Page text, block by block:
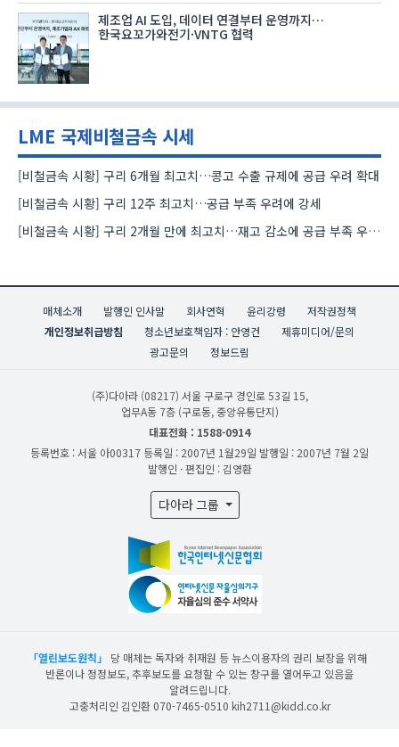
제조업 AI 도입, 데이터 연결부터 운영까지…
한국요꼬가와전기·VNTG 협력
LME 국제비철금속 시세
[비철금속 시황] 구리 6개월 최고치…콩고 수출 규제에 공급 우려 확대
[비철금속 시황] 구리 12주 최고치…공급 부족 우려에 강세
[비철금속 시황] 구리 2개월 만에 최고치…재고 감소에 공급 부족 우려 확대
매체소개 발행인 인사말 회사연혁 윤리강령
저작권정책
개인정보취급방침
청소년보호책임자 : 안영건
제휴미디어/문의
광고문의
정보드림
(주)다아라 (08217) 서울 구로구 경인로 53길 15,
업무A동 7층 (구로동, 중앙유통단지)
대표전화 : 1588-0914
등록번호 : 서울 아00317 등록일 : 2007년 1월29일 발행일 : 2007년 7월 2일
발행인 · 편집인 : 김영환
다아라 그룹
「열린보도원칙」
당 매체는 독자와 취재원 등 뉴스이용자의 권리 보장을 위해
반론이나 정정보도, 추후보도를 요청할 수 있는 창구를 열어두고 있음을
알려드립니다.
고충처리인 김인환 070-7465-0510 kih2711@kidd.co.kr